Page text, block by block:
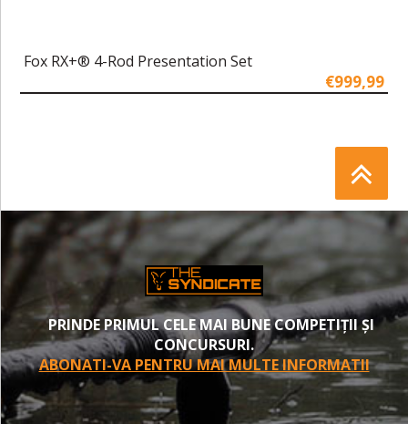
Fox RX+® 4-Rod Presentation Set
€999,99
PRINDE PRIMUL CELE MAI BUNE COMPETIȚII ȘI
CONCURSURI.
ABONATI-VA PENTRU MAI MULTE INFORMATII